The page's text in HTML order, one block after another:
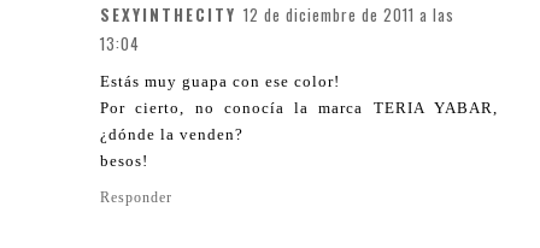
SEXYINTHECITY 12 de diciembre de 2011 a las
13:04
Estás muy guapa con ese color!
Por cierto, no conocía la marca TERIA YABAR,
¿dónde la venden?
besos!
Responder